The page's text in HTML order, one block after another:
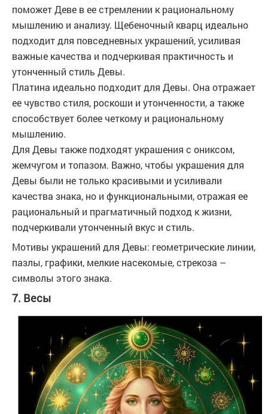
поможет Деве в ее стремлении к рациональному
мышлению и анализу. Щебеночный кварц идеально
подходит для повседневных украшений, усиливая
важные качества и подчеркивая практичность и
утонченный стиль Девы.
Платина идеально подходит для Девы. Она отражает
ее чувство стиля, роскоши и утонченности, а также
способствует более четкому и рациональному
мышлению.
Для Девы также подходят украшения с ониксом,
жемчугом и топазом. Важно, чтобы украшения для
Девы были не только красивыми и усиливали
качества знака, но и функциональными, отражая ее
рациональный и прагматичный подход к жизни,
подчеркивали утонченный вкус и стиль.
Мотивы украшений для Девы: геометрические линии,
пазлы, графики, мелкие насекомые, стрекоза –
символы этого знака.
7. Весы